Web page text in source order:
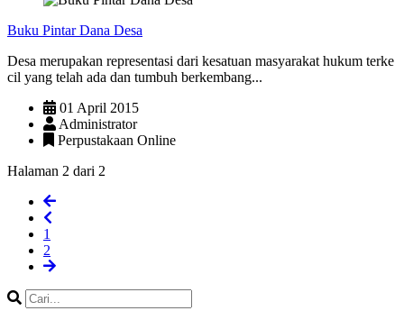
Buku Pintar Dana Desa
Desa merupakan representasi dari kesatuan masyarakat hukum terke
cil yang telah ada dan tumbuh berkembang...
01 April 2015
Administrator
Perpustakaan Online
Halaman 2 dari 2
1
2